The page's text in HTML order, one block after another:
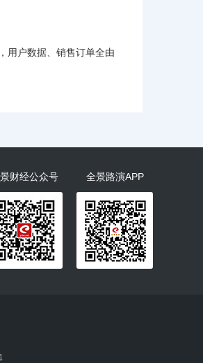
用户数据、销售订单全由
全景路演APP
财经公众号